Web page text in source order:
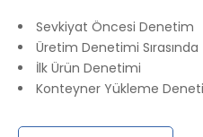
Sevkiyat Öncesi Denetim
Üretim Denetimi Sırasında
İlk Ürün Denetimi
Konteyner Yükleme